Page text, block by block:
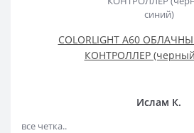
COLORLIGHT A60
КОНТРОЛЛЕР
Ислам К.
все четка..